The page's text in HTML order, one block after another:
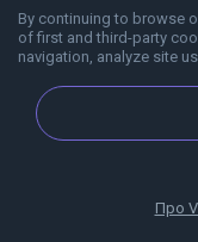
By continuing to browse
of first and third-party
navigation, analyze site
Про